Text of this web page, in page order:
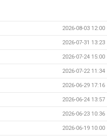
2026-08-03 12:00
2026-07-31 13:23
2026-07-24 15:00
2026-07-22 11:34
2026-06-29 17:16
2026-06-24 13:57
2026-06-23 10:36
2026-06-19 10:00